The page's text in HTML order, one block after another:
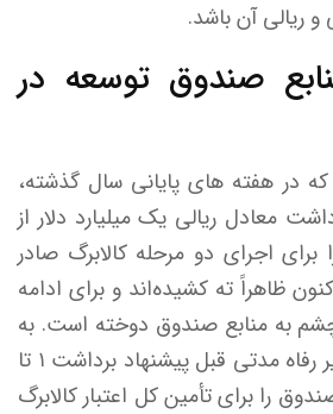
و ریالی آن باشد.
صندوق توسعه در
در هفته های پایانی سال گذشته،
معادل ریالی یک میلیارد دلار از
اجرای دو مرحله کالابرگ صادر
ظاهراً ته کشیده‌اند و برای ادامه
به منابع صندوق دوخته است. به
گونه ای که میدری وزیر رفاه مدتی قبل پیشنهاد برداشت ۱ تا
صندوق را برای تأمین کل اعتبار کالابرگ